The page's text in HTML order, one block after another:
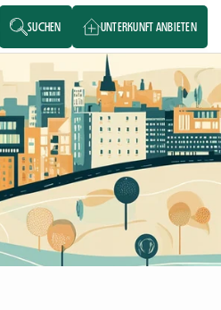
SUCHEN UNTERKUNFT ANBIETEN